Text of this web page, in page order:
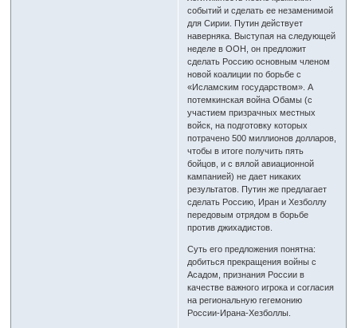
событий и сделать ее незаменимой
для Сирии. Путин действует
наверняка. Выступая на следующей
неделе в ООН, он предложит
сделать Россию основным членом
новой коалиции по борьбе с
«Исламским государством». А
потемкинская война Обамы (с
участием призрачных местных
войск, на подготовку которых
потрачено 500 миллионов долларов,
чтобы в итоге получить пять
бойцов, и с вялой авиационной
кампанией) не дает никаких
результатов. Путин же предлагает
сделать Россию, Иран и Хезболлу
передовым отрядом в борьбе
против джихадистов.
Суть его предложения понятна:
добиться прекращения войны с
Асадом, признания России в
качестве важного игрока и согласия
на региональную гегемонию
России-Ирана-Хезболлы.